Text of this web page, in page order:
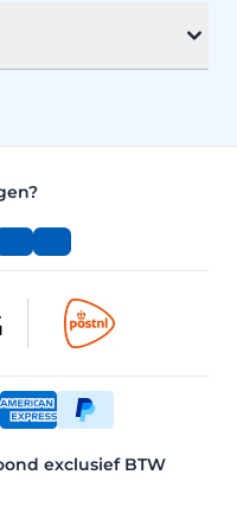
Instagram
TikTok
exclusief BTW